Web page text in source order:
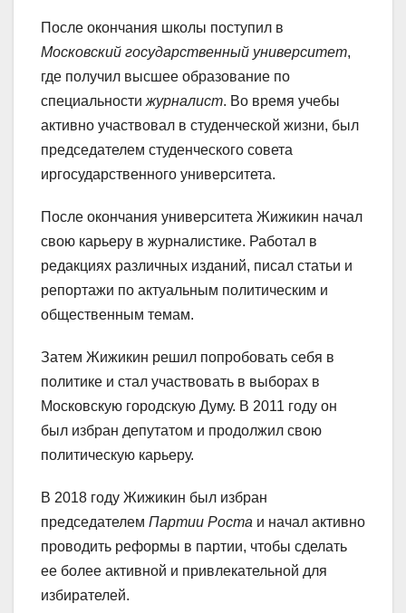
После окончания школы поступил в
Московский государственный университет,
где получил высшее образование по
специальности журналист. Во время учебы
активно участвовал в студенческой жизни, был
председателем студенческого совета
иргосударственного университета.
После окончания университета Жижикин начал
свою карьеру в журналистике. Работал в
редакциях различных изданий, писал статьи и
репортажи по актуальным политическим и
общественным темам.
Затем Жижикин решил попробовать себя в
политике и стал участвовать в выборах в
Московскую городскую Думу. В 2011 году он
был избран депутатом и продолжил свою
политическую карьеру.
В 2018 году Жижикин был избран
председателем Партии Роста и начал активно
проводить реформы в партии, чтобы сделать
ее более активной и привлекательной для
избирателей.